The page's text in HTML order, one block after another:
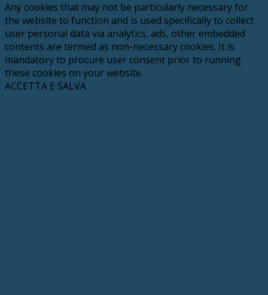
Any cookies that may not be particularly necessary for
the website to function and is used specifically to collect
user personal data via analytics, ads, other embedded
contents are termed as non-necessary cookies. It is
mandatory to procure user consent prior to running
these cookies on your website.
ACCETTA E SALVA